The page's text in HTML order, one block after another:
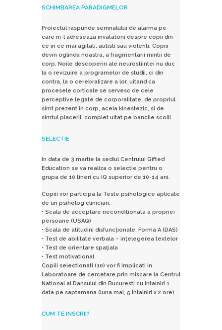
SCHIMBAREA PARADIGMELOR
Proiectul raspunde semnalului de alarma pe
care ni-l adreseaza invatatorii despre copii din
ce in ce mai agitati, autisti sau violenti. Copiii
devin oglinda noastra, a fragmentarii mintii de
corp. Noile descoperiri ale neurostiintei nu duc
la o revizuire a programelor de studii, ci din
contra, la o cerebralizare a lor, uitand ca
procesele corticale se servesc de cele
perceptive legate de corporalitate, de propriul
simt prezent in corp, acela kinestezic, si de
simtul placerii, complet uitat pe bancile scolii.
SELECTIE
In data de 3 martie la sediul Centrului Gifted
Education se va realiza o selectie pentru o
grupa de 10 tineri cu IQ superior de 10-14 ani.
Copiii vor participa la Teste psihologice aplicate
de un psiholog clinician:
• Scala de acceptare necondiționata a propriei
persoane (USAQ)
• Scala de atitudini disfuncționale, Forma A (DAS)
• Test de abilitate verbala – ințelegerea textelor
• Test de orientare spațiala
• Test motivational
Copiii selectionati (10) vor fi implicati in
Laboratoare de cercetare prin miscare la Centrul
National al Dansului din Bucuresti cu intalniri 1
data pe saptamana (luna mai, 5 intalniri x 2 ore)
CUM TE INSCRII?